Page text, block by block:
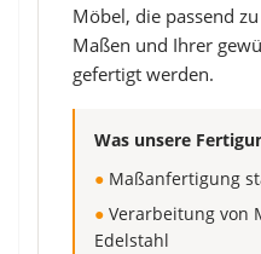
Möbel, die passend
Maßen und Ihrer
gefertigt werden.
Was unsere
● Maßanfertigung
● Verarbeitung von
Edelstahl